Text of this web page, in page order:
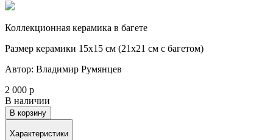
Коллекционная керамика в багете
Размер керамики 15х15 см (21х21 см с багетом)
Автор: Владимир Румянцев
2 000 р
В наличии
В корзину
Характеристики